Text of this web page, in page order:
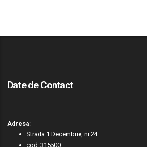
Date de Contact
Adresa:
Strada 1 Decembrie, nr.24
cod: 315500